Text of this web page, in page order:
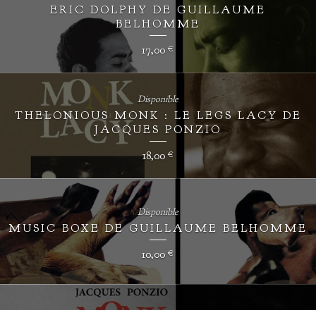
ERIC DOLPHY DE GUILLAUME
BELHOMME
17,00 €
THELONIOUS MONK : LE LEGS LACY DE
JACQUES PONZIO
18,00 €
Disponible
MUSIC BOXE DE GUILLAUME BELHOMME
10,00 €
Disponible